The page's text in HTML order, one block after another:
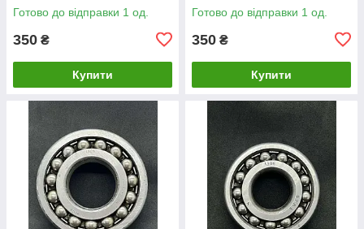
Готово до відправки 1 од.
350 ₴
Купити
Готово до відправки 1 од.
350 ₴
Купити